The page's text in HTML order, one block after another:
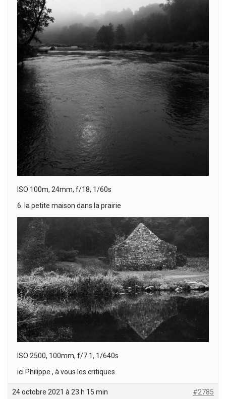
ISO 100m, 24mm, f/18, 1/60s
6. la petite maison dans la prairie
ISO 2500, 100mm, f/7.1, 1/640s
ici Philippe , à vous les critiques
24 octobre 2021 à 23 h 15 min #2785